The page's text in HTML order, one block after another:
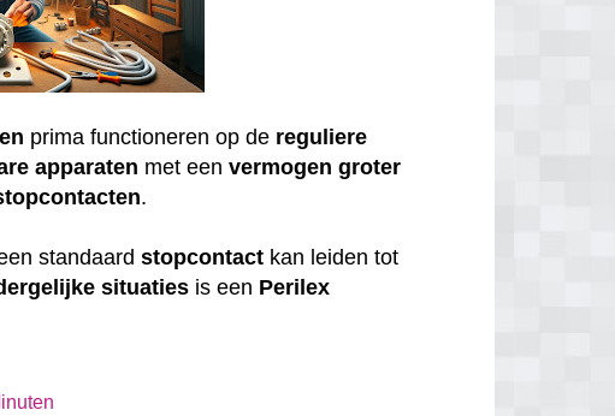
prima functioneren op de reguliere
apparaten met eenvermogen groter
.
standaardstopcontact kan leiden tot
situaties is een Perilex